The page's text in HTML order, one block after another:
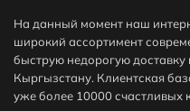
На данный момент наш
широкий ассортимент
быструю недорогую доставку
Кыргызстану. Клиентская
уже более 10000 счастливых